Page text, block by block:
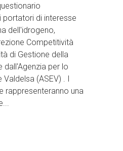
portatori di interesse
dell'idrogeno,
Competitività
di Gestione della
dall'Agenzia per lo
(ASEV) . I
rappresenteranno una